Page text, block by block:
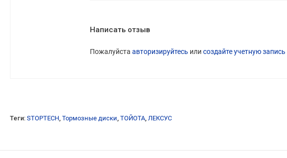
Написать отзыв
Пожалуйста авторизируйтесь или создайте учетную запись
Теги: STOPTECH, Тормозные диски, ТОЙОТА, ЛЕКСУС